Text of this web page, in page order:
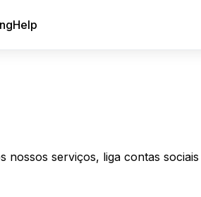
Help
serviços, liga contas